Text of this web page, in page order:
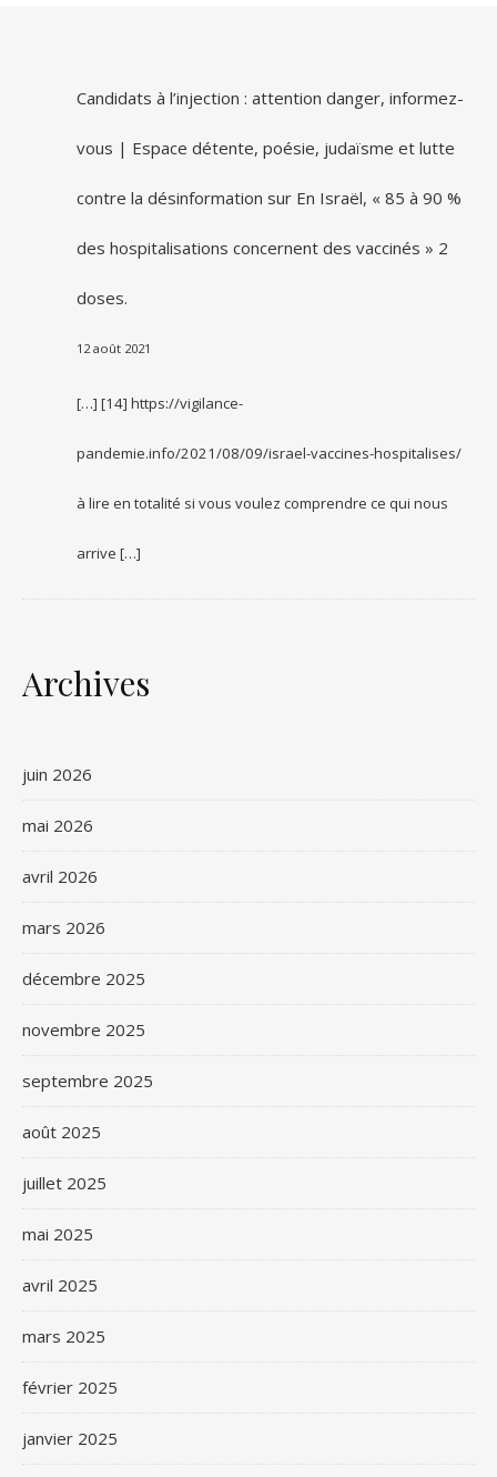
Candidats à l’injection : attention danger, informez-
vous | Espace détente, poésie, judaïsme et lutte
contre la désinformation sur En Israël, « 85 à 90 %
des hospitalisations concernent des vaccinés » 2
doses.
12 août 2021
[…] [14] https://vigilance-
pandemie.info/2021/08/09/israel-vaccines-hospitalises/
à lire en totalité si vous voulez comprendre ce qui nous
arrive […]
Archives
juin 2026
mai 2026
avril 2026
mars 2026
décembre 2025
novembre 2025
septembre 2025
août 2025
juillet 2025
mai 2025
avril 2025
mars 2025
février 2025
janvier 2025